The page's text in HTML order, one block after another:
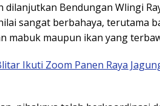
dilanjutkan Bendungan Wlingi
sangat berbahaya, terutama
mabuk maupun ikan yang
Ikuti Zoom Panen Raya